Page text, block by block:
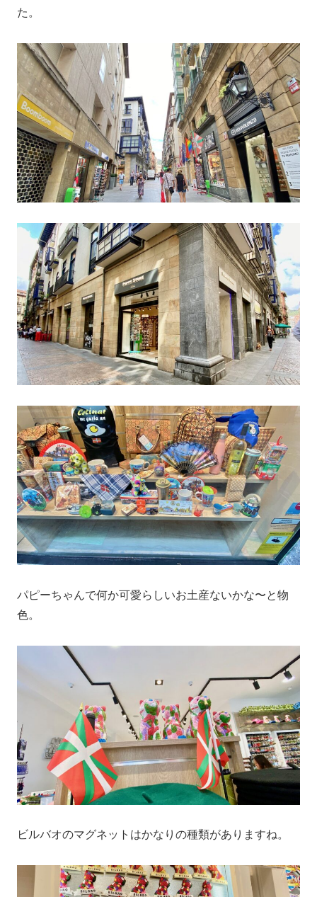
た。
パピーちゃんで何か可愛らしいお土産ないかな〜と物
色。
ビルバオのマグネットはかなりの種類がありますね。